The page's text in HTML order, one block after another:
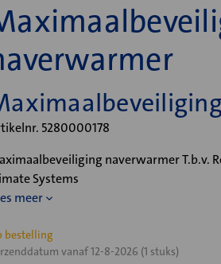
5280000178
naverwarmer T.b.v.
Systems
meer
bestelling
vanaf 12-8-2026 (1 stuks)